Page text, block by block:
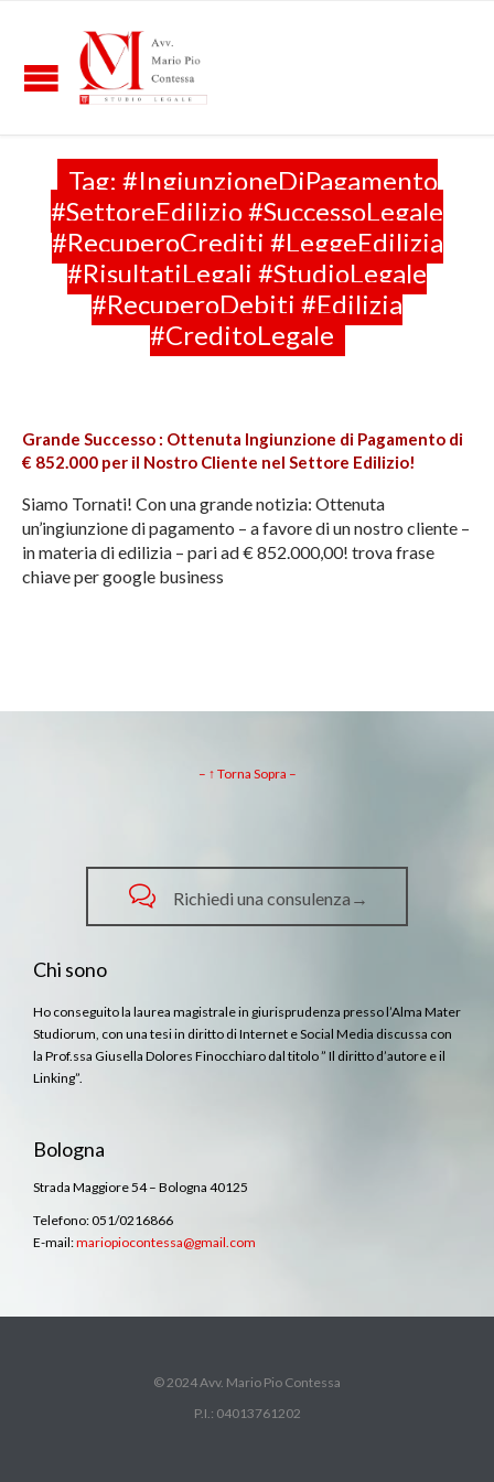
Tag: #IngiunzioneDiPagamento
#SettoreEdilizio #SuccessoLegale
#RecuperoCrediti #LeggeEdilizia
#RisultatiLegali #StudioLegale
#RecuperoDebiti #Edilizia
#CreditoLegale
Grande Successo : Ottenuta Ingiunzione di Pagamento di
€ 852.000 per il Nostro Cliente nel Settore Edilizio!
Siamo Tornati! Con una grande notizia: Ottenuta
un’ingiunzione di pagamento – a favore di un nostro cliente –
in materia di edilizia – pari ad € 852.000,00! trova frase
chiave per google business
– ↑ Torna Sopra –
 Richiedi una consulenza→
Chi sono
Ho conseguito la laurea magistrale in giurisprudenza presso l’Alma Mater
Studiorum, con una tesi in diritto di Internet e Social Media discussa con
la Prof.ssa Giusella Dolores Finocchiaro dal titolo ” Il diritto d’autore e il
Linking”.
Bologna
Strada Maggiore 54 – Bologna 40125
Telefono: 051/0216866
E-mail:mariopiocontessa@gmail.com
© 2024 Avv. Mario Pio Contessa
P.I.: 04013761202